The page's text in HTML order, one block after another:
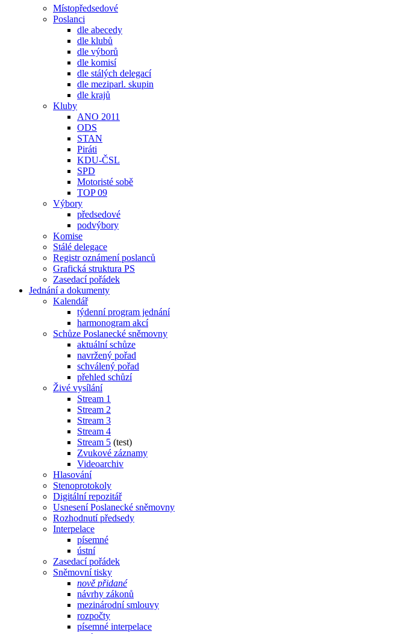
Místopředsedové
Poslanci
dle abecedy
dle klubů
dle výborů
dle komisí
dle stálých delegací
dle meziparl. skupin
dle krajů
Kluby
ANO 2011
ODS
STAN
Piráti
KDU-ČSL
SPD
Motoristé sobě
TOP 09
Výbory
předsedové
podvýbory
Komise
Stálé delegace
Registr oznámení poslanců
Grafická struktura PS
Zasedací pořádek
Jednání a dokumenty
Kalendář
týdenní program jednání
harmonogram akcí
Schůze Poslanecké sněmovny
aktuální schůze
navržený pořad
schválený pořad
přehled schůzí
Živé vysílání
Stream 1
Stream 2
Stream 3
Stream 4
Stream 5 (test)
Zvukové záznamy
Videoarchiv
Hlasování
Stenoprotokoly
Digitální repozitář
Usnesení Poslanecké sněmovny
Rozhodnutí předsedy
Interpelace
písemné
ústní
Zasedací pořádek
Sněmovní tisky
nově přidané
návrhy zákonů
mezinárodní smlouvy
rozpočty
písemné interpelace